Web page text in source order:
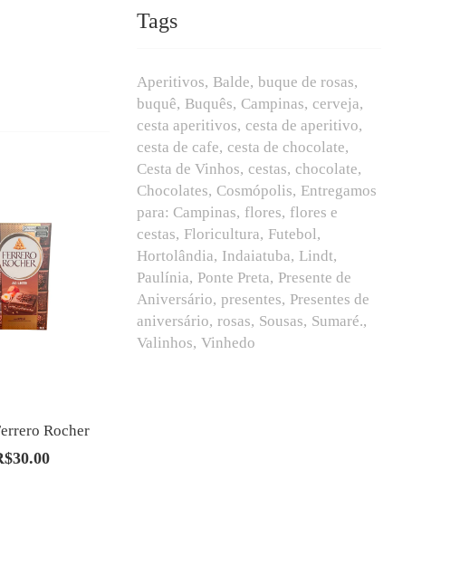
Rocher
30.00
Tags
Aperitivos Balde buque de rosas
buquê Buquês Campinas cerveja
cesta aperitivos cesta de aperitivo
cesta de cafe cesta de chocolate
Cesta de Vinhos cestas chocolate
Chocolates Cosmópolis Entregamos
para: Campinas flores flores e
cestas Floricultura Futebol
Hortolândia Indaiatuba Lindt
Paulínia Ponte Preta Presente de
Aniversário presentes Presentes de
aniversário rosas Sousas Sumaré.
Valinhos Vinhedo